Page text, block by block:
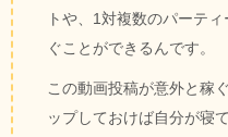
トや、1対複数のパーテ
ぐことができるんです。
この動画投稿が意外と稼
ップしておけば自分が寝